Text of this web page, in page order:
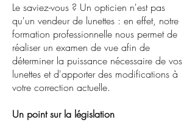
Le saviez-vous ? Un opticien n'est pas
qu'un vendeur de lunettes : en effet, notre
formation professionnelle nous permet de
réaliser un examen de vue afin de
déterminer la puissance nécessaire de vos
lunettes et d'apporter des modifications à
votre correction actuelle.
Un point sur la législation